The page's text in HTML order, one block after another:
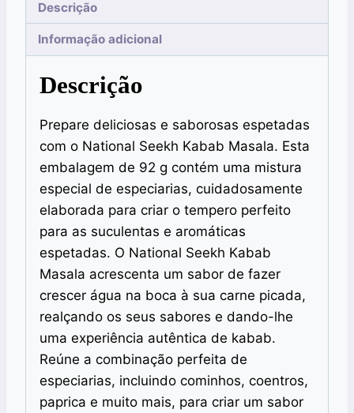
Descrição
Informação adicional
Descrição
Prepare deliciosas e saborosas espetadas
com o National Seekh Kabab Masala. Esta
embalagem de 92 g contém uma mistura
especial de especiarias, cuidadosamente
elaborada para criar o tempero perfeito
para as suculentas e aromáticas
espetadas. O National Seekh Kabab
Masala acrescenta um sabor de fazer
crescer água na boca à sua carne picada,
realçando os seus sabores e dando-lhe
uma experiência autêntica de kabab.
Reúne a combinação perfeita de
especiarias, incluindo cominhos, coentros,
paprica e muito mais, para criar um sabor